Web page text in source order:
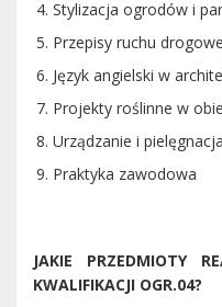
Stylizacja ogrodów i
Przepisy ruchu
Język angielski w
Projekty roślinne w
Urządzanie i
Praktyka zawodowa
JAKIE PRZEDMIOTY
KWALIFIKACJI OGR.04?